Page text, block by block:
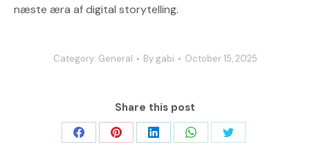
næste æra af digital storytelling.
Category: General By gabi October 15, 2025
Share this post
Share Share Share Share Share